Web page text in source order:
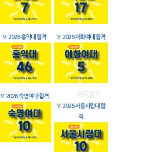
🏅 2026 홍익대 합격 🏅 2026 이화여대 합격
🏅 2026 숙명여대 합격
🏅 2026 서울시립대 합
격